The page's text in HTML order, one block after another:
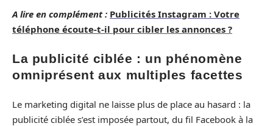
A lire en complément : Publicités Instagram : Votre
téléphone écoute-t-il pour cibler les annonces ?
La publicité ciblée : un phénomène
omniprésent aux multiples facettes
Le marketing digital ne laisse plus de place au hasard : la
publicité ciblée s’est imposée partout, du fil Facebook à la